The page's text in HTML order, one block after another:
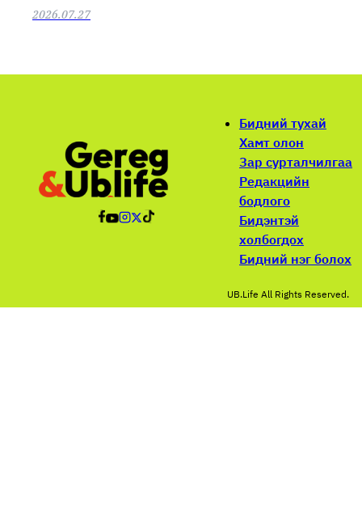
2026.07.27
Бидний тухай
Хамт олон
Зар сурталчилгаа
Редакцийн
бодлого
Бидэнтэй
холбогдох
Бидний нэг болох
UB.Life All Rights Reserved.